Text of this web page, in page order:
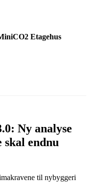
Etagehus
Ny analyse
endnu
til nybyggeri